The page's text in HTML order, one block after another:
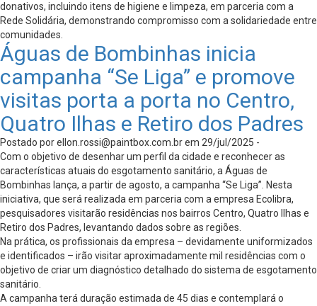
donativos, incluindo itens de higiene e limpeza, em parceria com a
Rede Solidária, demonstrando compromisso com a solidariedade entre
comunidades.
Águas de Bombinhas inicia
campanha “Se Liga” e promove
visitas porta a porta no Centro,
Quatro Ilhas e Retiro dos Padres
Postado porellon.rossi@paintbox.com.brem 29/jul/2025 -
Com o objetivo de desenhar um perfil da cidade e reconhecer as
características atuais do esgotamento sanitário, a Águas de
Bombinhas lança, a partir de agosto, a campanha “Se Liga”. Nesta
iniciativa, que será realizada em parceria com a empresa Ecolibra,
pesquisadores visitarão residências nos bairros Centro, Quatro Ilhas e
Retiro dos Padres, levantando dados sobre as regiões.
Na prática, os profissionais da empresa – devidamente uniformizados
e identificados – irão visitar aproximadamente mil residências com o
objetivo de criar um diagnóstico detalhado do sistema de esgotamento
sanitário.
A campanha terá duração estimada de 45 dias e contemplará o